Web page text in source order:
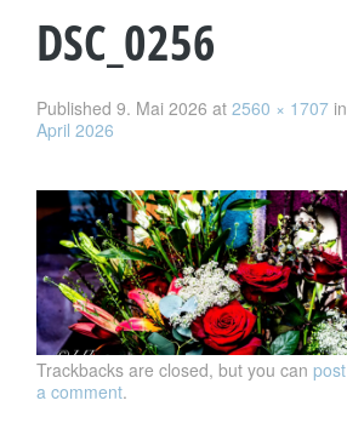
DSC_0256
Published 9. Mai 2026 at 2560 × 1707 in
April 2026
Trackbacks are closed, but you can post
a comment.